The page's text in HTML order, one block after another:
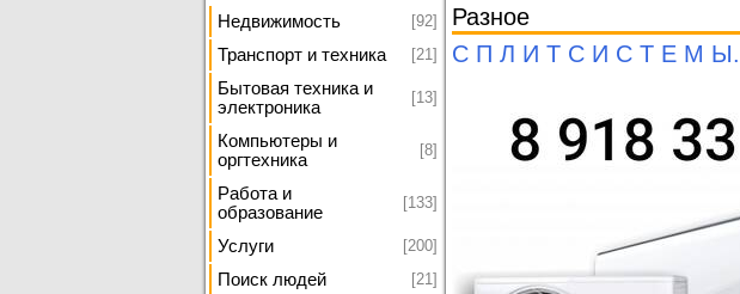
Недвижимость [92]
Транспорт и техника [21]
Бытовая техника и
электроника
[13]
Компьютеры и
оргтехника
[8]
Работа и
образование
[133]
Услуги [200]
Поиск людей [21]
Разное
С П Л И Т С И С Т Е М Ы.